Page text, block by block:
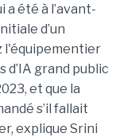
a été à l’avant-
d’un
l'équipementier
d’IA grand public
et que la
s’il fallait
explique Srini